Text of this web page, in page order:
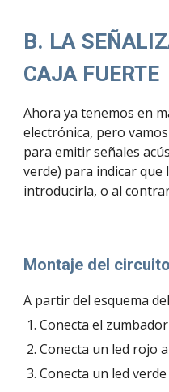
B. LA
CAJA FUERTE
Ahora ya tenemos en
electrónica, pero
para emitir señales
verde) para indicar que
introducirla, o al
Montaje del circuito
A partir del esquema
Conecta el
Conecta un led rojo
Conecta un led